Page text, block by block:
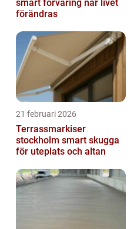
smart förvaring när livet
förändras
21 februari 2026
Terrassmarkiser
stockholm smart skugga
för uteplats och altan